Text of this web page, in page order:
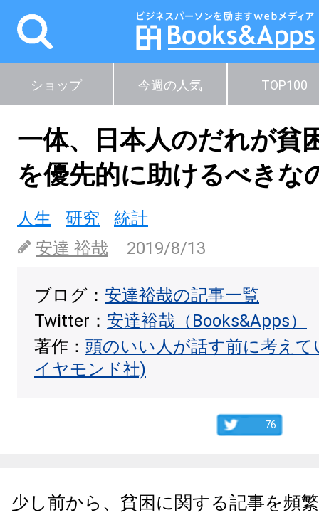
ショップ 今週の人気 TOP100
一体、日本人のだれが貧
を優先的に助けるべきな
人生 研究
統計
安達 裕哉
2019/8/13
ブログ： 安達裕哉の記事一覧
Twitter： 安達裕哉（Books&Apps）
著作： 頭のいい人が話す前に考え
イヤモンド社)
76
少し前から、貧困に関する記事を頻